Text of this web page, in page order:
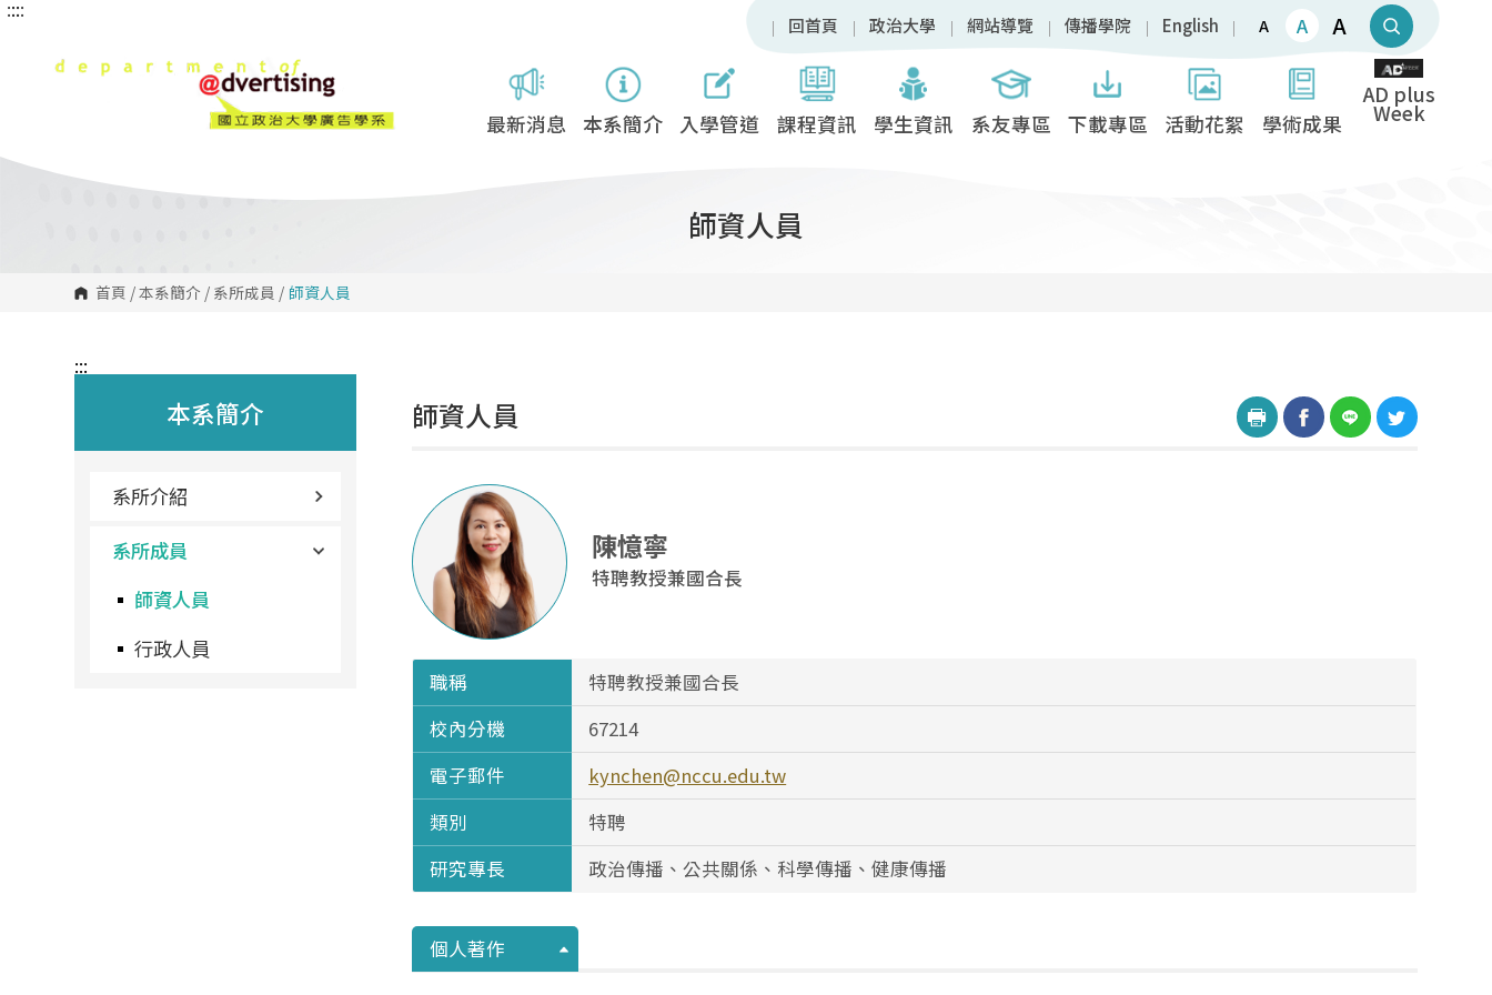
跳
:::
回首頁 政治大學 網站導覽 傳播學院 English A A A
最新消息 本系簡介 入學管道 課程資訊 學生資訊 系友專區 下載專區 活動花絮 學術成果
AD plus
Week
師資人員
首頁 /本系簡介 / 系所成員 / 師資人員
:::
本系簡介
系所介紹
系所成員
師資人員
行政人員
:::
師資人員
陳憶寧
特聘教授兼國合長
職稱
特聘教授兼國合長
校內分機
67214
電子郵件
kynchen@nccu.edu.tw
類別
特聘
研究專長
政治傳播、公共關係、科學傳播、健康傳播
個人著作